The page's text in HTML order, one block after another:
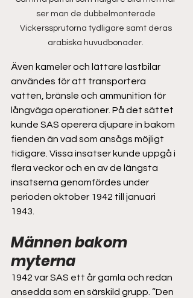
ser man de dubbelmonterade
Vickerssprutorna tydligare samt deras
arabiska huvudbonader.
Även kameler och lättare lastbilar
användes för att transportera
vatten, bränsle och ammunition för
långväga operationer. På det sättet
kunde SAS operera djupare in bakom
fienden än vad som ansågs möjligt
tidigare. Vissa insatser kunde uppgå i
flera veckor och en av de längsta
insatserna genomfördes under
perioden oktober 1942 till januari
1943.
Männen bakom
myterna
1942 var SAS ett år gamla och redan
ansedda som en särskild grupp. ”Den